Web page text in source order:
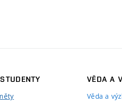
VĚDA A
Věda a